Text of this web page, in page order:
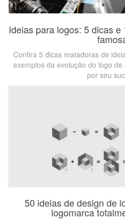
Ideias para logos: 5 dicas
Confira 5 dicas matadoras de
exemplos da evolução do logo
por seu
50 ideias de design de
logomarca